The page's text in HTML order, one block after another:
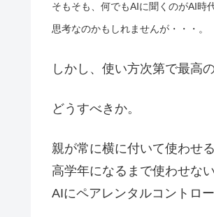
そもそも、何でもAIに聞くのがAI時
思考なのかもしれませんが・・・。
しかし、使い方次第で最高
どうすべきか。
親が常に横に付いて使わせ
高学年になるまで使わせな
AIにペアレンタルコントロ